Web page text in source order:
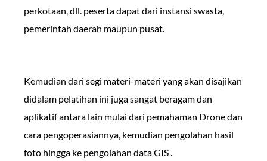
perkotaan, dll. peserta dapat dari instansi swasta,
pemerintah daerah maupun pusat.
Kemudian dari segi materi-materi yang akan disajikan
didalam pelatihan ini juga sangat beragam dan
aplikatif antara lain mulai dari pemahaman Drone dan
cara pengoperasiannya, kemudian pengolahan hasil
foto hingga ke pengolahan data GIS .